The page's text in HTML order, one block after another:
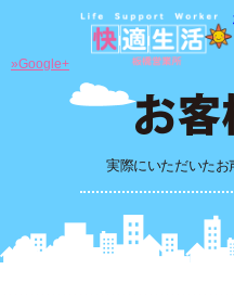
実際にいただいたお
»Google+